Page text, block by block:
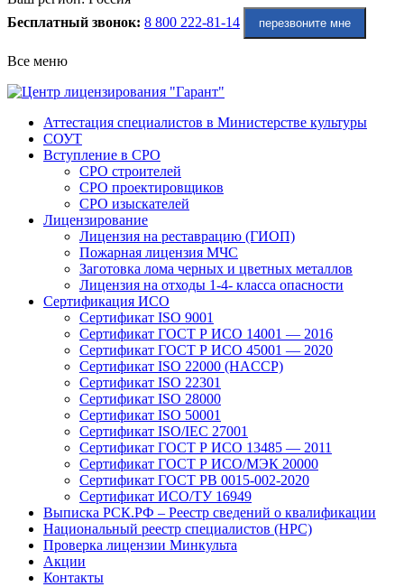
Бесплатный звонок: 8 800 222-81-14 перезвоните мне
Все меню
Аттестация специалистов в Министерстве культуры
СОУТ
Вступление в СРО
СРО строителей
СРО проектировщиков
СРО изыскателей
Лицензирование
Лицензия на реставрацию (ГИОП)
Пожарная лицензия МЧС
Заготовка лома черных и цветных металлов
Лицензия на отходы 1-4- класса опасности
Сертификация ИСО
Сертификат ISO 9001
Сертификат ГОСТ Р ИСО 14001 — 2016
Сертификат ГОСТ Р ИСО 45001 — 2020
Сертификат ISO 22000 (HACCP)
Сертификат ISO 22301
Сертификат ISO 28000
Сертификат ISO 50001
Сертификат ISO/IEC 27001
Сертификат ГОСТ Р ИСО 13485 — 2011
Сертификат ГОСТ Р ИСО/МЭК 20000
Сертификат ГОСТ РВ 0015-002-2020
Сертификат ИСО/ТУ 16949
Выписка РСК.РФ – Реестр сведений о квалификации
Национальный реестр специалистов (НРС)
Проверка лицензии Минкульта
Акции
Контакты